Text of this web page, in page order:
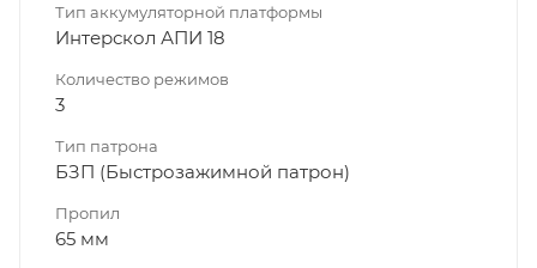
Тип аккумуляторной платформы
Интерскол АПИ 18
Количество режимов
3
Тип патрона
БЗП (Быстрозажимной патрон)
Пропил
65 мм